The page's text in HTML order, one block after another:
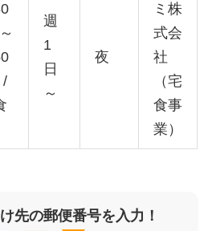
/
週
1
日
～
夜
ミ株
式会
社
（宅
食事
業）
先の郵便番号を入力！